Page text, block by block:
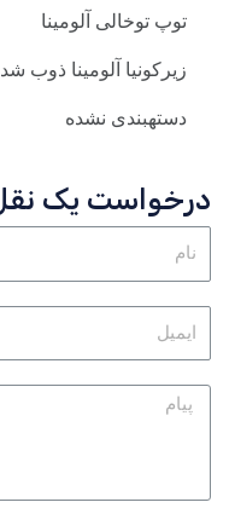
توپ توخالی آلومینا
زیرکونیا آلومینا ذوب
دستهبندی نشده
درخواست یک